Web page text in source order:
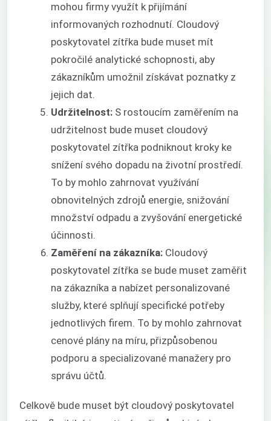
mohou firmy využít k přijímání
informovaných rozhodnutí. Cloudový
poskytovatel zítřka bude muset mít
pokročilé analytické schopnosti, aby
zákazníkům umožnil získávat poznatky z
jejich dat.
Udržitelnost: S rostoucím zaměřením na
udržitelnost bude muset cloudový
poskytovatel zítřka podniknout kroky ke
snížení svého dopadu na životní prostředí.
To by mohlo zahrnovat využívání
obnovitelných zdrojů energie, snižování
množství odpadu a zvyšování energetické
účinnosti.
Zaměření na zákazníka: Cloudový
poskytovatel zítřka se bude muset zaměřit
na zákazníka a nabízet personalizované
služby, které splňují specifické potřeby
jednotlivých firem. To by mohlo zahrnovat
cenové plány na míru, přizpůsobenou
podporu a specializované manažery pro
správu účtů.
Celkově bude muset být cloudový poskytovatel